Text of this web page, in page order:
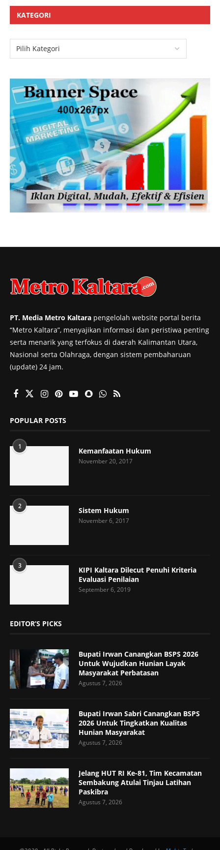
KATEGORI
PT. Media Metro Kaltara pengelolah website portal berita
“Metro Kaltara”, menyajikan informasi dan peristiwa penting
serta menarik yang terfokus di daerah Kalimantan Utara,
Nasional serta Olahraga, dengan sistem pembaharuan
(update) 24 jam.
POPULAR POSTS
1 Kemanfaatan Hukum
November 20, 2017
2 Sistem Hukum
November 6, 2017
3
KIPI Kaltara Dilecut Penuhi Kriteria
Evaluasi Penilaian
September 6, 2019
EDITOR’S PICKS
Bupati Irwan Canangkan BSPS 2026
Untuk Wujudkan Hunian Layak
Masyarakat Perbatasan
Agustus 7, 2026
Bupati Irwan Sabri Canangkan BSPS
2026 Untuk Tingkatkan Kualitas
Hunian Masyarakat
Agustus 7, 2026
Jelang HUT RI Ke-81, Tim Kecamatan
Sembakung Atulai Tinjau Latihan
Paskibra
Agustus 7, 2026